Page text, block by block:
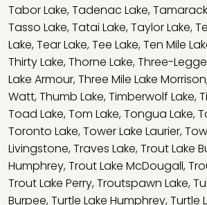
Tabor Lake,Tadenac Lake,
Tasso Lake,Tatai Lake,Taylor Lake,
Lake,Tear Lake,Tee Lake,Ten Mile
Thirty Lake,Thorne Lake,Three-
Lake Armour,Three Mile Lake Morrison
Watt,Thumb Lake,Timberwolf Lake,
Toad Lake,Tom Lake,Tongua Lake,
Toronto Lake,Tower Lake Laurier,
Livingstone,Traves Lake,Trout Lake
Humphrey,Trout Lake McDougall,
Trout Lake Perry,Troutspawn Lake,
Burpee,Turtle Lake Humphrey,Turtle